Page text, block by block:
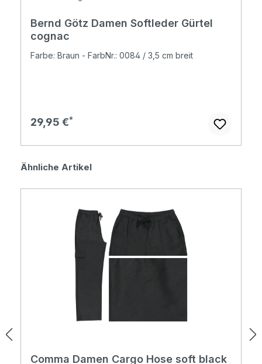
Bernd Götz Damen Softleder Gürtel
cognac
Farbe: Braun - FarbNr.: 0084 / 3,5 cm breit
Regulärer Preis:
29,95 €
Produktgalerie überspringen
Ähnliche Artikel
Comma Damen Cargo Hose soft black